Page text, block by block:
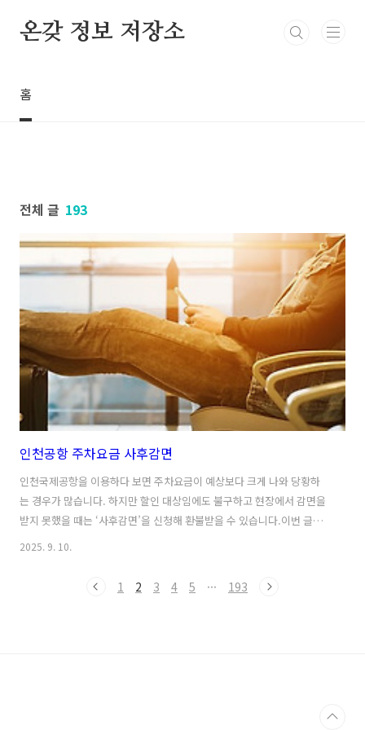
온갖 정보 저장소
홈
전체 글 193
인천공항 주차요금 사후감면
인천국제공항을 이용하다 보면 주차요금이 예상보다 크게 나와 당황하
는 경우가 많습니다. 하지만 할인 대상임에도 불구하고 현장에서 감면을
받지 못했을 때는 ‘사후감면’을 신청해 환불받을 수 있습니다.이번 글에
서는 인천공항 주차요금과 주차장 종류, 할인 혜택, 그리고 사후감면 신
장 정보인천공항 주차장은 크게 단기주차장과 장기주차장으로 나뉩니
2025. 9. 10.
1 2 3 4 5 ··· 193